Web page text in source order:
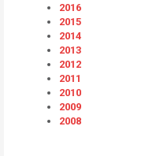
2016
2015
2014
2013
2012
2011
2010
2009
2008